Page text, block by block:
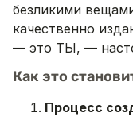
безликими
качественно
— это ТЫ, —
Как это
Процесс